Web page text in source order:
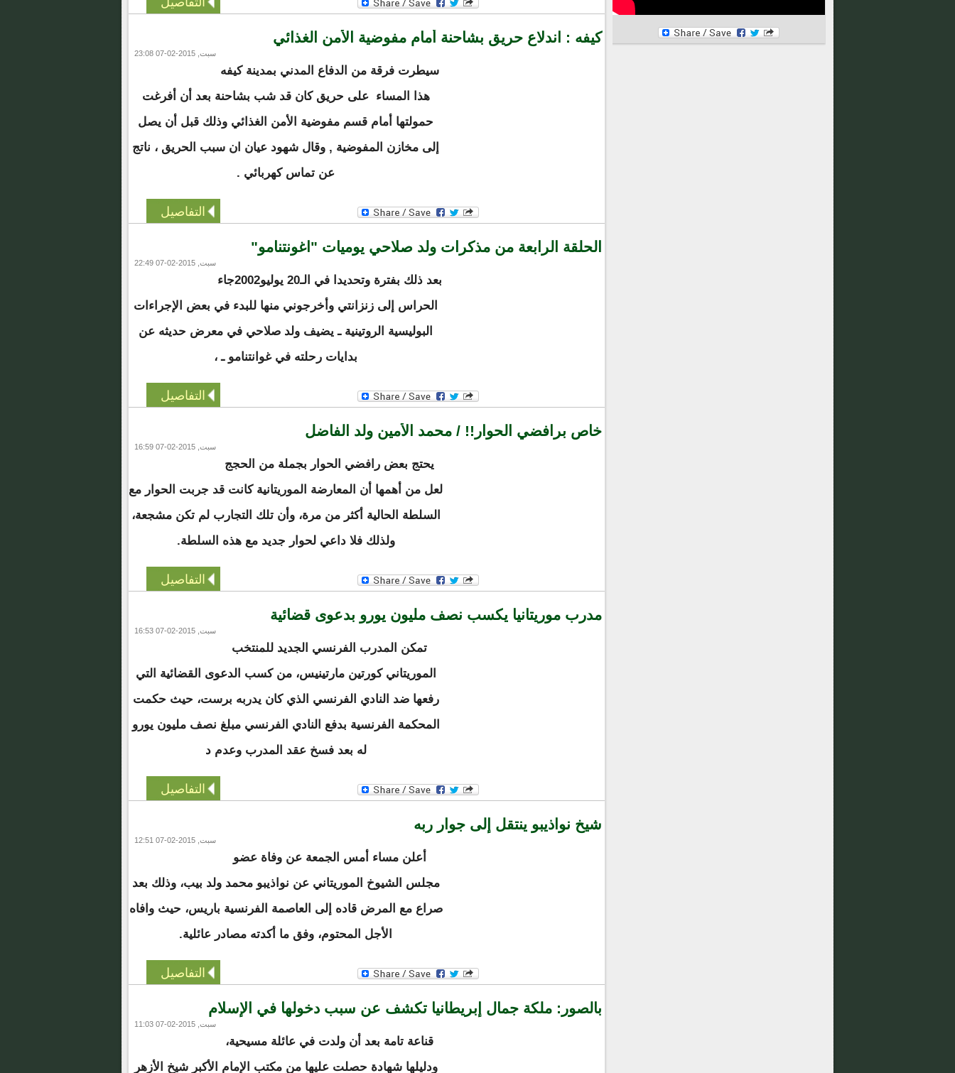
كيفه : اندلاع حريق بشاحنة أمام مفوضية الأمن الغذائي
سبت, 2015-02-07 23:08
سيطرت فرقة من الدفاع المدني بمدينة كيفه
هذا المساء على حريق كان قد شب بشاحنة بعد أن أفرغت
حمولتها أمام قسم مفوضية الأمن الغذائي وذلك قبل أن يصل
إلى مخازن المفوضية , وقال شهود عيان ان سبب الحريق ، ناتج
عن تماس كهربائي .
التفاصيل
الحلقة الرابعة من مذكرات ولد صلاحي يوميات "اغونتنامو"
سبت, 2015-02-07 22:49
بعد ذلك بفترة وتحديدا في الـ20 يوليو2002جاء
الحراس إلى زنزانتي وأخرجوني منها للبدء في بعض الإجراءات
البوليسية الروتينية ـ يضيف ولد صلاحي في معرض حديثه عن
بدايات رحلته في غوانتنامو ـ ،
التفاصيل
خاص برافضي الحوار!! / محمد الأمين ولد الفاضل
سبت, 2015-02-07 16:59
يحتج بعض رافضي الحوار بجملة من الحجج
لعل من أهمها أن المعارضة الموريتانية كانت قد جربت الحوار مع
السلطة الحالية أكثر من مرة، وأن تلك التجارب لم تكن مشجعة،
ولذلك فلا داعي لحوار جديد مع هذه السلطة.
التفاصيل
مدرب موريتانيا يكسب نصف مليون يورو بدعوى قضائية
سبت, 2015-02-07 16:53
تمكن المدرب الفرنسي الجديد للمنتخب
الموريتاني كورتين مارتينيس، من كسب الدعوى القضائية التي
رفعها ضد النادي الفرنسي الذي كان يدربه برست، حيث حكمت
المحكمة الفرنسية بدفع النادي الفرنسي مبلغ نصف مليون يورو
له بعد فسخ عقد المدرب وعدم د
التفاصيل
شيخ نواذيبو ينتقل إلى جوار ربه
سبت, 2015-02-07 12:51
أعلن مساء أمس الجمعة عن وفاة عضو
مجلس الشيوخ الموريتاني عن نواذيبو محمد ولد بيب، وذلك بعد
صراع مع المرض قاده إلى العاصمة الفرنسية باريس، حيث وافاه
الأجل المحتوم، وفق ما أكدته مصادر عائلية.
التفاصيل
بالصور: ملكة جمال إبريطانيا تكشف عن سبب دخولها في الإسلام
سبت, 2015-02-07 11:03
قناعة تامة بعد أن ولدت في عائلة مسيحية،
ودليلها شهادة حصلت عليها من مكتب الإمام الأكبر شيخ الأزهر